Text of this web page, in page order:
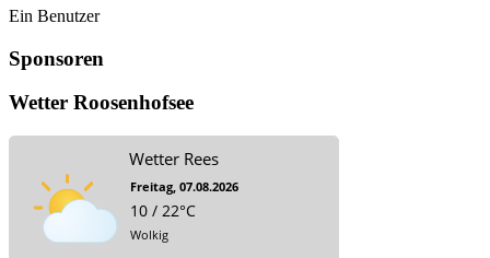
Ein Benutzer
Sponsoren
Wetter Roosenhofsee
Wetter Rees
Freitag, 07.08.2026
10 / 22°C
Wolkig